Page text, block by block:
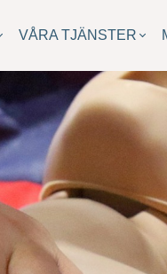
VÅRA TJÄNSTER